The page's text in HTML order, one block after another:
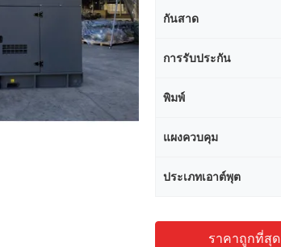
กันสาด
การรับประกัน
พิมพ์
แผงควบคุม
ประเภทเอาต์พุต
ราคาถูกที่สุด